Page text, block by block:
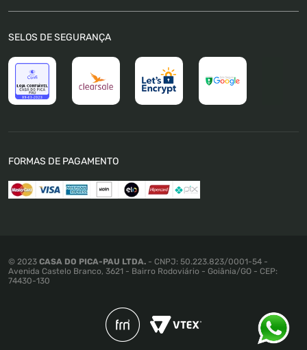
FAQ
Trocas e Devoluções
Política de Pagamento
Política de Privacidade
Política de Promoções e Preços
Mapa do Site
SELOS DE SEGURANÇA
FORMAS DE PAGAMENTO
© 2023 CASA DO PICA-PAU LTDA. - CNPJ: 50.223.823/0001-54 -
Avenida Castelo Branco, 3621 - Bairro Rodoviário - Goiânia/GO - CEP:
74430-130